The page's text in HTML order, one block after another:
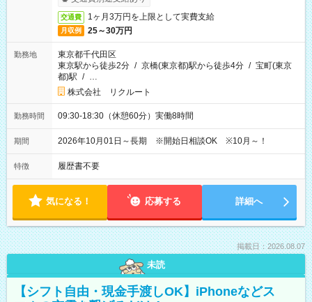
交通費 1ヶ月3万円を上限として実費支給
月収例 25～30万円
勤務地
東京都千代田区
東京駅から徒歩2分 / 京橋(東京都)駅から徒歩4分 / 宝町(東京
都)駅 / …
株式会社 リクルート
勤務時間 09:30-18:30（休憩60分）実働8時間
期間 2026年10月01日～長期 ※開始日相談OK ※10月～！
特徴 履歴書不要
気になる！ 応募する 詳細へ
掲載日：2026.08.07
未読
【シフト自由・現金手渡しOK】iPhoneなどス